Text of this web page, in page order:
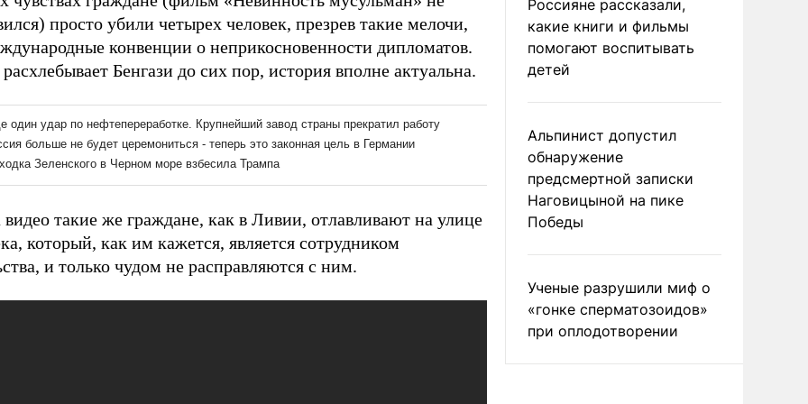
просто убили четырех человек, презрев такие мелочи,
конвенции о неприкосновенности дипломатов.
Бенгази до сих пор, история вполне актуальна.
такие же граждане, как в Ливии, отлавливают на улице
который, как им кажется, является сотрудником
и только чудом не расправляются с ним.
Россияне рассказали,
какие книги и фильмы
помогают воспитывать
детей
Альпинист допустил
обнаружение
предсмертной записки
Наговицыной на пике
Победы
Ученые разрушили миф о
«гонке сперматозоидов»
при оплодотворении